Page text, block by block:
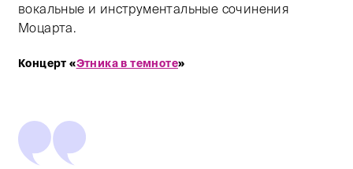
вокальные и инструментальные сочинения
Моцарта.
Концерт «Этника в темноте»